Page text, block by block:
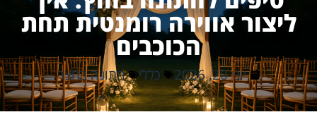
ליצור אווירה רומנטית תחת
הכוכבים
יוני 20, 2026 כללי חתונה בחצר